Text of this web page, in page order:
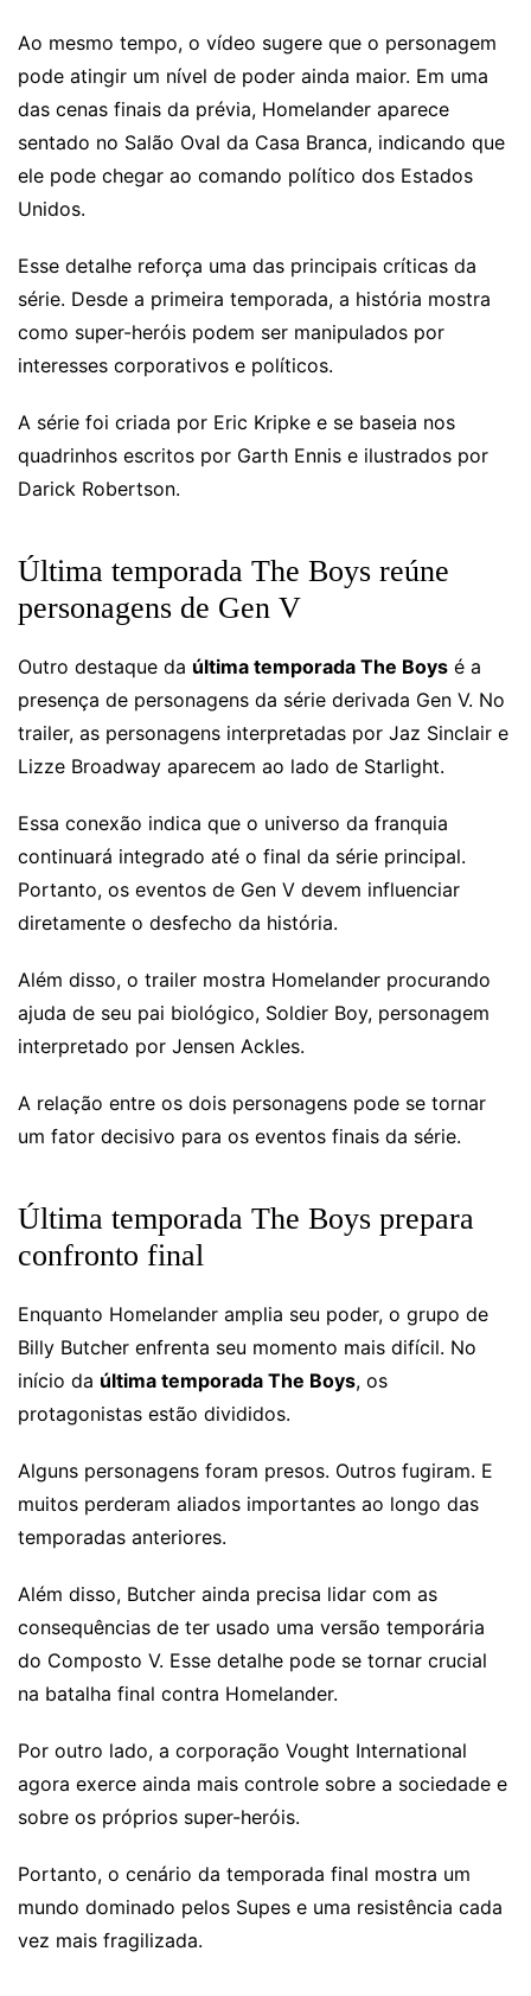
Ao mesmo tempo, o vídeo sugere que o personagem
pode atingir um nível de poder ainda maior. Em uma
das cenas finais da prévia, Homelander aparece
sentado no Salão Oval da Casa Branca, indicando que
ele pode chegar ao comando político dos Estados
Unidos.
Esse detalhe reforça uma das principais críticas da
série. Desde a primeira temporada, a história mostra
como super-heróis podem ser manipulados por
interesses corporativos e políticos.
A série foi criada por Eric Kripke e se baseia nos
quadrinhos escritos por Garth Ennis e ilustrados por
Darick Robertson.
Última temporada The Boys reúne
personagens de Gen V
Outro destaque da última temporada The Boys é a
presença de personagens da série derivada Gen V. No
trailer, as personagens interpretadas por Jaz Sinclair e
Lizze Broadway aparecem ao lado de Starlight.
Essa conexão indica que o universo da franquia
continuará integrado até o final da série principal.
Portanto, os eventos de Gen V devem influenciar
diretamente o desfecho da história.
Além disso, o trailer mostra Homelander procurando
ajuda de seu pai biológico, Soldier Boy, personagem
interpretado por Jensen Ackles.
A relação entre os dois personagens pode se tornar
um fator decisivo para os eventos finais da série.
Última temporada The Boys prepara
confronto final
Enquanto Homelander amplia seu poder, o grupo de
Billy Butcher enfrenta seu momento mais difícil. No
início da última temporada The Boys, os
protagonistas estão divididos.
Alguns personagens foram presos. Outros fugiram. E
muitos perderam aliados importantes ao longo das
temporadas anteriores.
Além disso, Butcher ainda precisa lidar com as
consequências de ter usado uma versão temporária
do Composto V. Esse detalhe pode se tornar crucial
na batalha final contra Homelander.
Por outro lado, a corporação Vought International
agora exerce ainda mais controle sobre a sociedade e
sobre os próprios super-heróis.
Portanto, o cenário da temporada final mostra um
mundo dominado pelos Supes e uma resistência cada
vez mais fragilizada.